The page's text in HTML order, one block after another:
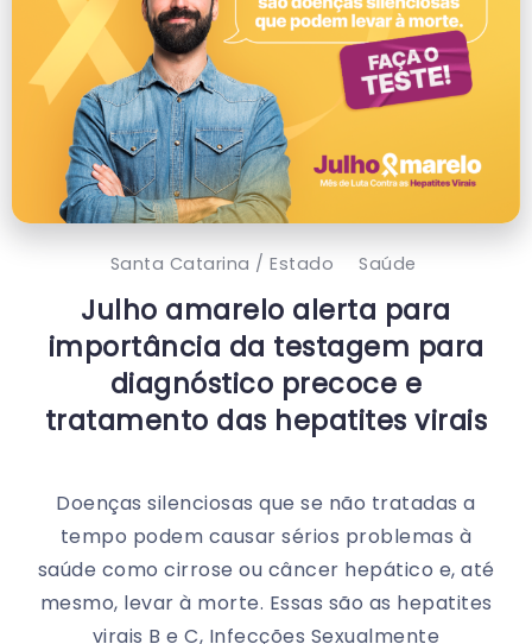
Santa Catarina / Estado Saúde
Julho amarelo alerta para
importância da testagem para
diagnóstico precoce e
tratamento das hepatites virais
Doenças silenciosas que se não tratadas a
tempo podem causar sérios problemas à
saúde como cirrose ou câncer hepático e, até
mesmo, levar à morte. Essas são as hepatites
virais B e C, Infecções Sexualmente